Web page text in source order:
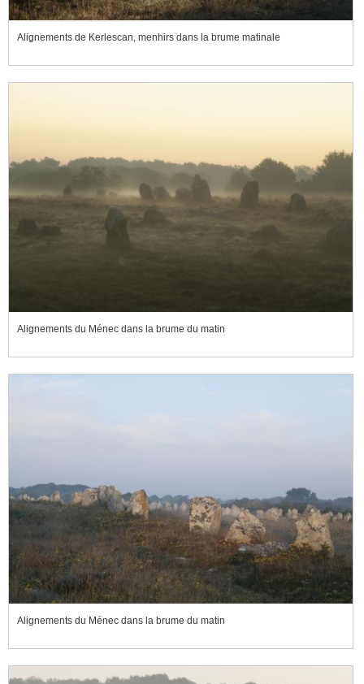
Alignements de Kerlescan, menhirs dans la brume matinale
Alignements du Ménec dans la brume du matin
Alignements du Ménec dans la brume du matin